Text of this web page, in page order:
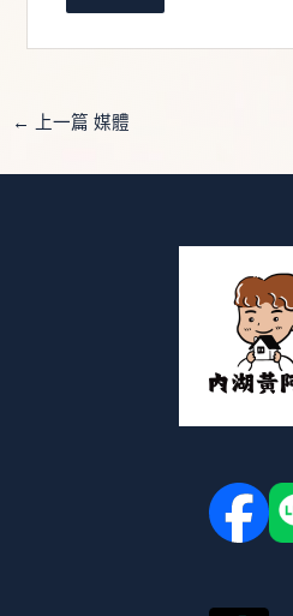
← 上一篇 媒體